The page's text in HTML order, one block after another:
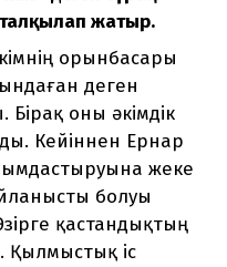
жатыр.
орынбасары
деген
оны әкімдік
Кейіннен Ернар
жеке
болуы
қастандықтың
Қылмыстық іс